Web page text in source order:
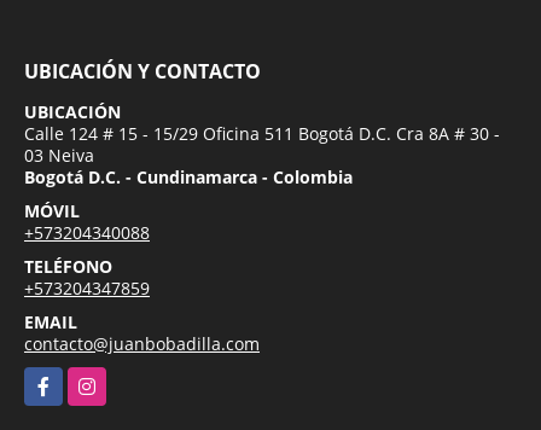
UBICACIÓN Y CONTACTO
UBICACIÓN
Calle 124 # 15 - 15/29 Oficina 511 Bogotá D.C. Cra 8A # 30 -
03 Neiva
Bogotá D.C. - Cundinamarca - Colombia
MÓVIL
+573204340088
TELÉFONO
+573204347859
EMAIL
contacto@juanbobadilla.com
FacebookInstagram